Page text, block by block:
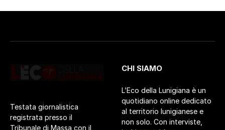
Testata giornalistica
registrata presso il
Tribunale di Massa con il
CHI SIAMO
L’Eco della Lunigiana è un
quotidiano online dedicato
al territorio lunigianese e
non solo. Con interviste,